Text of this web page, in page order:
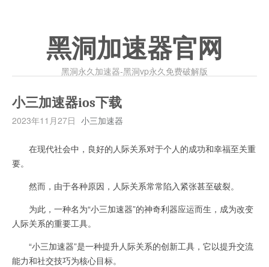
黑洞加速器官网
黑洞永久加速器-黑洞vp永久免费破解版
小三加速器ios下载
2023年11月27日 小三加速器
在现代社会中，良好的人际关系对于个人的成功和幸福至关重
要。
然而，由于各种原因，人际关系常常陷入紧张甚至破裂。
为此，一种名为“小三加速器”的神奇利器应运而生，成为改变
人际关系的重要工具。
“小三加速器”是一种提升人际关系的创新工具，它以提升交流
能力和社交技巧为核心目标。